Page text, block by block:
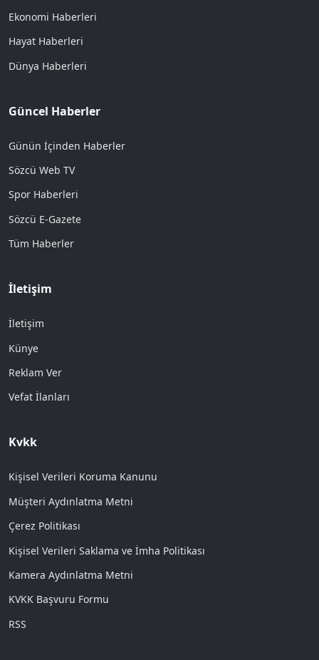
Ekonomi Haberleri
Hayat Haberleri
Dünya Haberleri
Güncel Haberler
Günün İçinden Haberler
Sözcü Web TV
Spor Haberleri
Sözcü E-Gazete
Tüm Haberler
İletişim
İletişim
Künye
Reklam Ver
Vefat İlanları
Kvkk
Kişisel Verileri Koruma Kanunu
Müşteri Aydınlatma Metni
Çerez Politikası
Kişisel Verileri Saklama ve İmha Politikası
Kamera Aydınlatma Metni
KVKK Başvuru Formu
RSS